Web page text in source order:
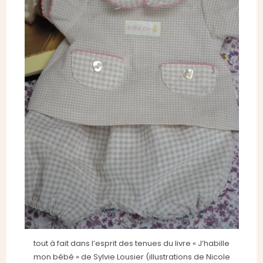
tout à fait dans l’esprit des tenues du livre « J’habille
mon bébé » de Sylvie Lousier (illustrations de Nicole